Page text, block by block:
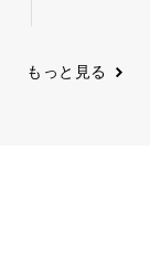
もっと見る